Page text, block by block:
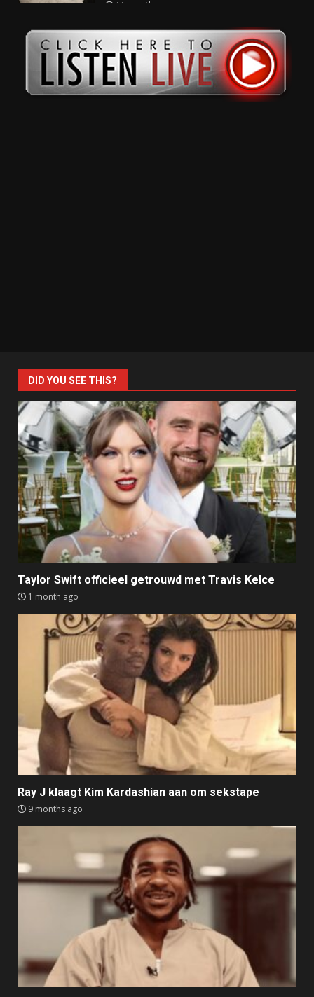
11 months ago
DID YOU SEE THIS?
Taylor Swift officieel getrouwd met Travis Kelce
1 month ago
Ray J klaagt Kim Kardashian aan om sekstape
9 months ago